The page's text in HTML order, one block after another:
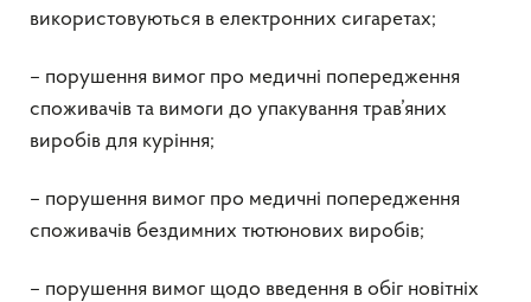
використовуються в електронних сигаретах;
– порушення вимог про медичні попередження
споживачів та вимоги до упакування трав’яних
виробів для куріння;
– порушення вимог про медичні попередження
споживачів бездимних тютюнових виробів;
– порушення вимог щодо введення в обіг новітніх